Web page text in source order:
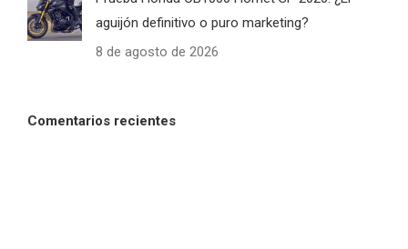
aguijón definitivo o puro marketing?
8 de agosto de 2026
Comentarios recientes